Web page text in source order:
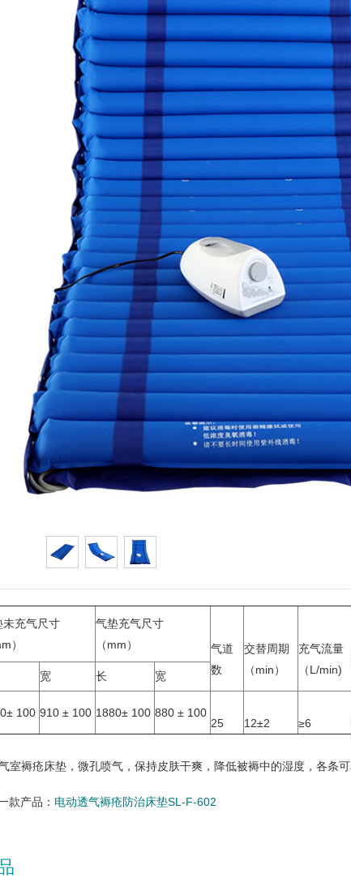
未充气尺寸
）
气垫充气尺寸
（mm）
气道
数
交替周期
（min）
充气流量
（L/min)
宽 长 宽
100 910 ± 100 1880± 100 880 ± 100
25
12±2 ≥6
室褥疮床垫，微孔喷气，保持皮肤干爽，降低被褥中的湿度，各条可
款产品： 电动透气褥疮防治床垫SL-F-602